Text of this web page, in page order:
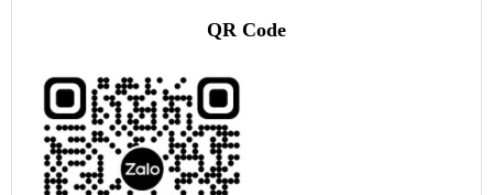
QR Code